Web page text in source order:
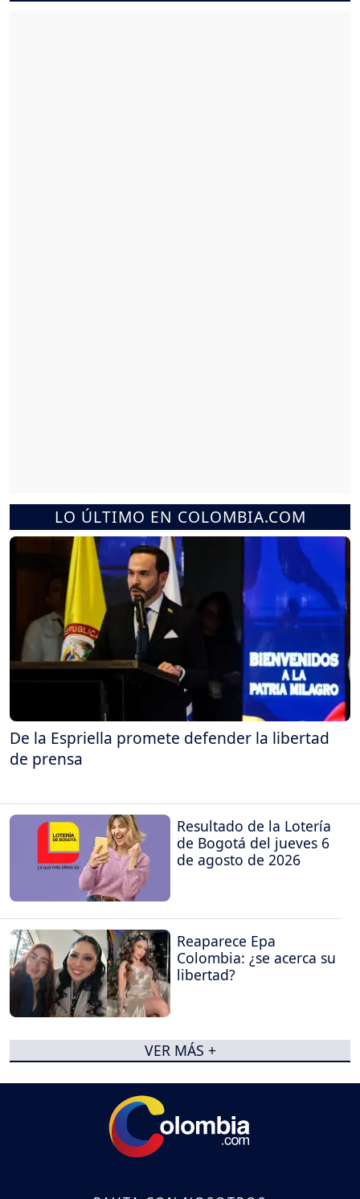
LO ÚLTIMO EN COLOMBIA.COM
De la Espriella promete defender la libertad
de prensa
Resultado de la Lotería
de Bogotá del jueves 6
de agosto de 2026
Reaparece Epa
Colombia: ¿se acerca su
libertad?
VER MÁS +